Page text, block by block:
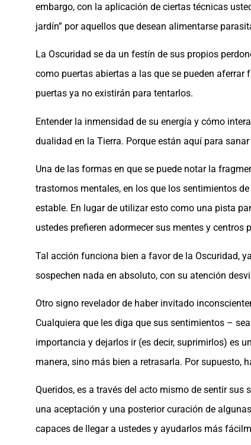
embargo, con la aplicación de ciertas técnicas
jardín” por aquellos que desean alimentarse
La Oscuridad se da un festín de sus propios
como puertas abiertas a las que se pueden
puertas ya no existirán para tentarlos.
Entender la inmensidad de su energía y cómo
dualidad en la Tierra. Porque están aquí para
Una de las formas en que se puede notar la
trastornos mentales, en los que los sentimientos
estable. En lugar de utilizar esto como una pista
ustedes prefieren adormecer sus mentes y
Tal acción funciona bien a favor de la Oscuridad,
sospechen nada en absoluto, con su atención
Otro signo revelador de haber invitado
Cualquiera que les diga que sus sentimientos –
importancia y dejarlos ir (es decir, suprimirlos) es
manera, sino más bien a retrasarla. Por supuesto,
Queridos, es a través del acto mismo de sentir
una aceptación y una posterior curación de
capaces de llegar a ustedes y ayudarlos más